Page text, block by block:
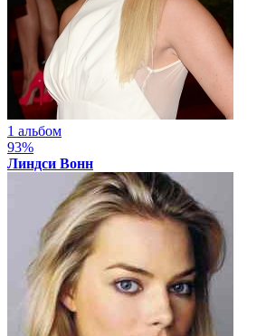
1 альбом
93%
Линдси Вонн